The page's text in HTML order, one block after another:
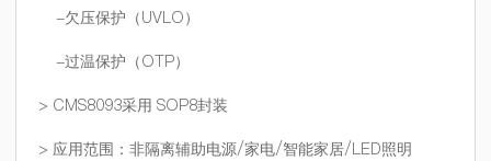
-欠压保护（UVLO）
-过温保护（OTP）
> CMS8093采用 SOP8封装
> 应用范围：非隔离辅助电源/家电/智能家居/LED照明